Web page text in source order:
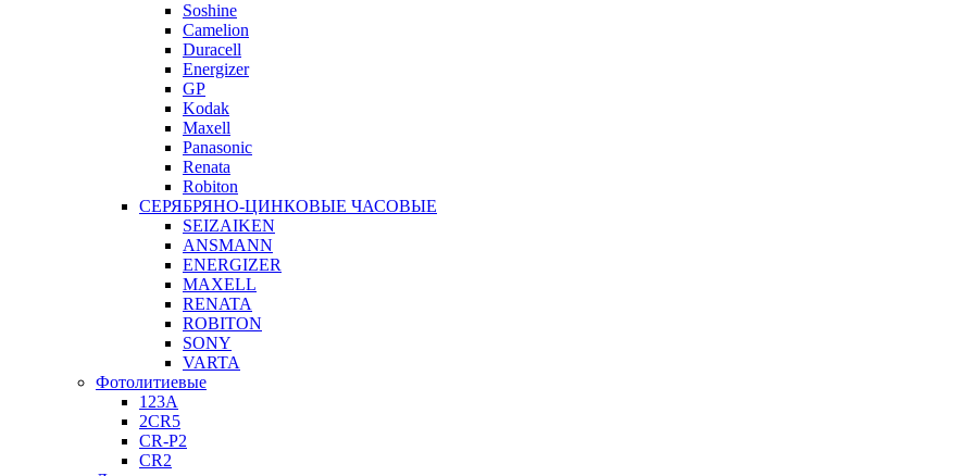
Soshine
Camelion
Duracell
Energizer
GP
Kodak
Maxell
Panasonic
Renata
Robiton
СЕРЯБРЯНО-ЦИНКОВЫЕ ЧАСОВЫЕ
SEIZAIKEN
ANSMANN
ENERGIZER
MAXELL
RENATA
ROBITON
SONY
VARTA
Фотолитиевые
123A
2CR5
CR-P2
CR2